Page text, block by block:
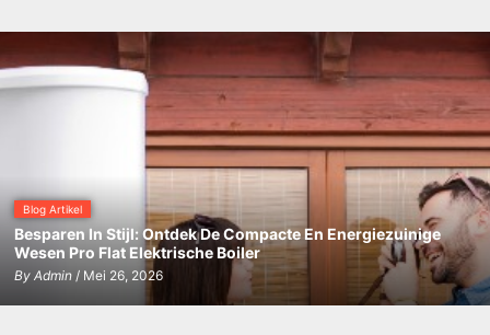
Blog Artikel
Besparen In Stijl: Ontdek De Compacte En Energiezuinige
Wesen Pro Flat Elektrische Boiler
By Admin/ Mei 26, 2026